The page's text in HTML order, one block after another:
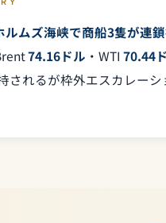
ムズ海峡で商船3隻が連鎖
74.16ドル ・WTI 70.44
されるが枠外エスカレー